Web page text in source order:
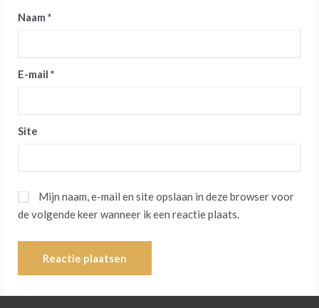
Naam *
E-mail *
Site
Mijn naam, e-mail en site opslaan in deze browser voor
de volgende keer wanneer ik een reactie plaats.